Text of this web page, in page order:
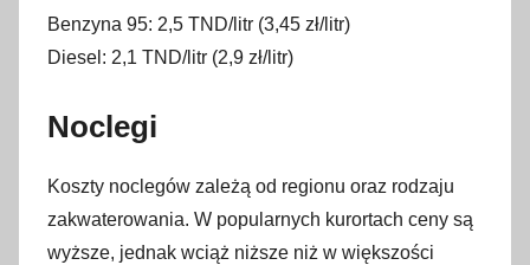
Benzyna 95: 2,5 TND/litr (3,45 zł/litr)
Diesel: 2,1 TND/litr (2,9 zł/litr)
Noclegi
Koszty noclegów zależą od regionu oraz rodzaju
zakwaterowania. W popularnych kurortach ceny są
wyższe, jednak wciąż niższe niż w większości